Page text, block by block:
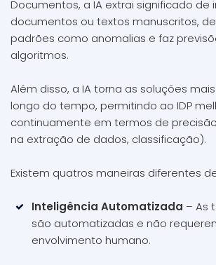
Documentos, a IA extrai significado de
documentos ou textos manuscritos,
padrões como anomalias e faz
algoritmos.
Além disso, a IA torna as soluções
longo do tempo, permitindo ao IDP
continuamente em termos de
na extração de dados, classificação).
Existem quatros maneiras diferentes
Inteligência Automatizada – As
são automatizadas e não
envolvimento humano.